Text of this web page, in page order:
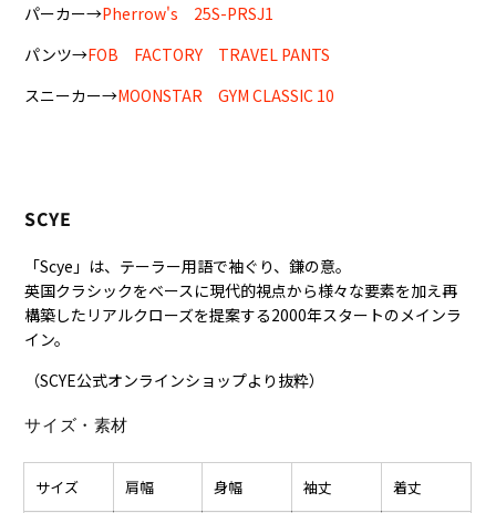
パーカー→Pherrow's 25S-PRSJ1
パンツ→FOB FACTORY TRAVEL PANTS
スニーカー→MOONSTAR GYM CLASSIC 10
SCYE
「Scye」は、テーラー用語で袖ぐり、鎌の意。
英国クラシックをベースに現代的視点から様々な要素を加え再
構築したリアルクローズを提案する2000年スタートのメインラ
イン。
（SCYE公式オンラインショップより抜粋）
サイズ・素材
サイズ 肩幅 身幅 袖丈 着丈